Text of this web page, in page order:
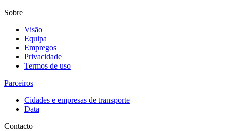
Sobre
Visão
Equipa
Empregos
Privacidade
Termos de uso
Parceiros
Cidades e empresas de transporte
Data
Contacto